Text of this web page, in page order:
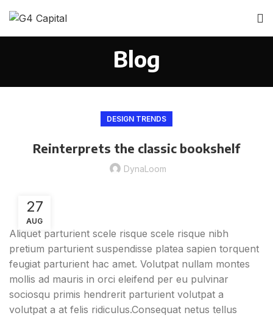
Blog
DESIGN TRENDS
Reinterprets the classic bookshelf
DynaLoom
27
AUG
Aliquet parturient scele risque scele risque nibh
pretium parturient suspendisse platea sapien torquent
feugiat parturient hac amet. Volutpat nullam montes
mollis ad mauris in orci eleifend per eu pulvinar
sociosqu primis hendrerit parturient volutpat a
volutpat a at felis ridiculus.Consequat netus tellus